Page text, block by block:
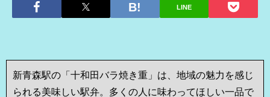
LINE
新青森駅の「十和田バラ焼き重」は、地域の魅力を感じ
られる美味しい駅弁。多くの人に味わってほしい一品で